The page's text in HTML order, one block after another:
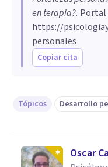
en terapia?. Portal
https://
personales
Copiar cita
Tópicos Desarrollo
Oscar